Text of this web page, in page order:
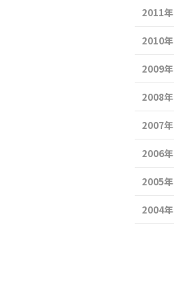
2011年
2010年
2009年
2008年
2007年
2006年
2005年
2004年